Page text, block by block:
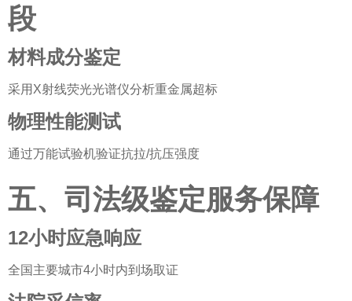
段
材料成分鉴定
采用X射线荧光光谱仪分析重金属超标
物理性能测试
通过万能试验机验证抗拉/抗压强度
五、司法级鉴定服务保障
12小时应急响应
全国主要城市4小时内到场取证